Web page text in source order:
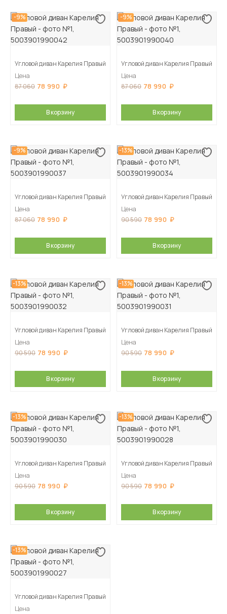
-9%
Угловой диван Карелия Правый
Цена
87 060 78 990
В корзину
-9%
Угловой диван Карелия Правый
Цена
87 060 78 990
В корзину
-9%
Угловой диван Карелия Правый
Цена
87 060 78 990
В корзину
-13%
Угловой диван Карелия Правый
Цена
90 590 78 990
В корзину
-13%
Угловой диван Карелия Правый
Цена
90 590 78 990
В корзину
-13%
Угловой диван Карелия Правый
Цена
90 590 78 990
В корзину
-13%
Угловой диван Карелия Правый
Цена
90 590 78 990
В корзину
-13%
Угловой диван Карелия Правый
Цена
90 590 78 990
В корзину
-13%
Угловой диван Карелия Правый
Цена